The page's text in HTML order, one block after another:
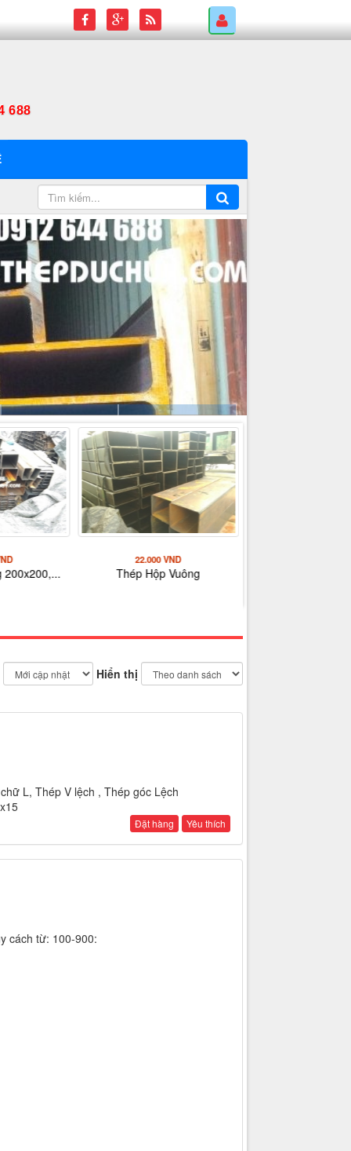
688
200x200,...
22.000 VND
Thép Hộp Vuông
Hiển thị
L, Thép V lệch , Thép góc Lệch
Đặt hàng Yêu thích
cách từ: 100-900: